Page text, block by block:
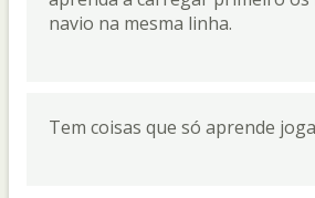
navio na mesma linha.
Tem coisas que só aprende